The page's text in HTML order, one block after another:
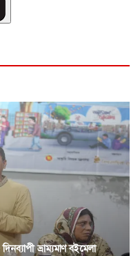
ভ্রাম্যমাণ বইমেলা